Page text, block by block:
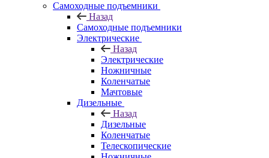
Самоходные подъемники
Назад
Самоходные подъемники
Электрические
Назад
Электрические
Ножничные
Коленчатые
Мачтовые
Дизельные
Назад
Дизельные
Коленчатые
Телескопические